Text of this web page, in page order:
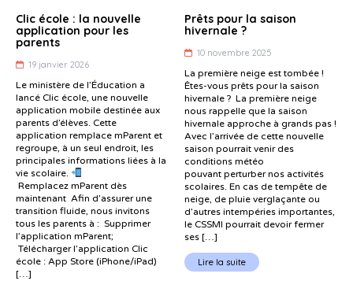
Clic école : la nouvelle
application pour les
parents
19 janvier 2026
Le ministère de l’Éducation a
lancé Clic école, une nouvelle
application mobile destinée aux
parents d’élèves. Cette
application remplace mParent et
regroupe, à un seul endroit, les
principales informations liées à la
vie scolaire.
Remplacez mParent dès
maintenant Afin d’assurer une
transition fluide, nous invitons
tous les parents à : Supprimer
l’application mParent;
Télécharger l’application Clic
école : App Store (iPhone/iPad)
[…]
Prêts pour la saison
hivernale ?
10 novembre 2025
La première neige est tombée !
Êtes-vous prêts pour la saison
hivernale ? La première neige
nous rappelle que la saison
hivernale approche à grands pas !
Avec l’arrivée de cette nouvelle
saison pourrait venir des
conditions météo
pouvant perturber nos activités
scolaires. En cas de tempête de
neige, de pluie verglaçante ou
d’autres intempéries importantes,
le CSSMI pourrait devoir fermer
ses […]
Lire la suite